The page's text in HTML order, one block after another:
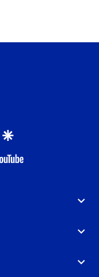
whatsapp
google
youtube-